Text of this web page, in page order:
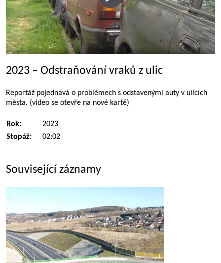
2023 – Odstraňování vraků z ulic
Reportáž pojednává o problémech s odstavenými auty v ulicích
města. (video se otevře na nové kartě)
Rok:
2023
Stopáž:
02:02
Související záznamy